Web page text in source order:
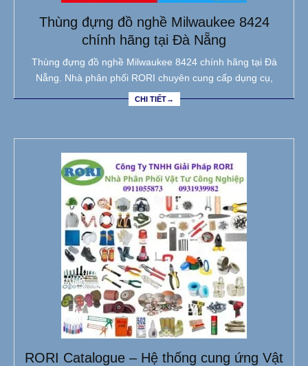
Thùng đựng đồ nghề Milwaukee 8424
chính hãng tại Đà Nẵng
Thùng đựng đồ nghề Milwaukee 8424 chính hãng tại Đà
Nẵng. Nhà phân phối RORI chuyên cung cấp dụng cụ,
CHI TIẾT→
RORI Catalogue – Hệ thống cung ứng Vật